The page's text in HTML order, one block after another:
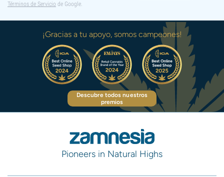
Términos de Servicio de Google.
¡Gracias a tu apoyo, somos campeones!
Descubre todos nuestros
premios
Pioneers in Natural Highs